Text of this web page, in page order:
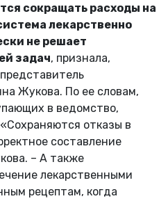
сокращать расходы на
лекарственно
не решает
задач, признала,
Жукова. По ее словам,
в ведомство,
отказы в
составление
– А также
лекарственными
рецептам, когда